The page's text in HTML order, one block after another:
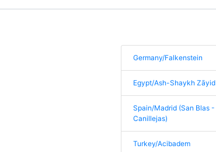
Germany/Falkenstein
Egypt/Ash-Shaykh Zāyid
Spain/Madrid (San Blas -
Canillejas)
Turkey/Acibadem